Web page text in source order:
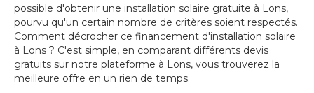
possible d'obtenir une installation solaire gratuite à Lons,
pourvu qu'un certain nombre de critères soient respectés.
Comment décrocher ce financement d'installation solaire
à Lons ? C'est simple, en comparant différents devis
gratuits sur notre plateforme à Lons, vous trouverez la
meilleure offre en un rien de temps.